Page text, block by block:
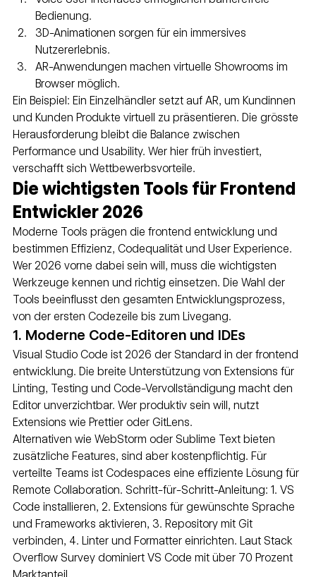
Bedienung.
3D-Animationen sorgen für ein immersives
Nutzererlebnis.
AR-Anwendungen machen virtuelle Showrooms im
Browser möglich.
Ein Beispiel: Ein Einzelhändler setzt auf AR, um Kundinnen
und Kunden Produkte virtuell zu präsentieren. Die grösste
Herausforderung bleibt die Balance zwischen
Performance und Usability. Wer hier früh investiert,
verschafft sich Wettbewerbsvorteile.
Die wichtigsten Tools für Frontend
Entwickler 2026
Moderne Tools prägen die frontend entwicklung und
bestimmen Effizienz, Codequalität und User Experience.
Wer 2026 vorne dabei sein will, muss die wichtigsten
Werkzeuge kennen und richtig einsetzen. Die Wahl der
Tools beeinflusst den gesamten Entwicklungsprozess,
von der ersten Codezeile bis zum Livegang.
1. Moderne Code-Editoren und IDEs
Visual Studio Code ist 2026 der Standard in der frontend
entwicklung. Die breite Unterstützung von Extensions für
Linting, Testing und Code-Vervollständigung macht den
Editor unverzichtbar. Wer produktiv sein will, nutzt
Extensions wie Prettier oder GitLens.
Alternativen wie WebStorm oder Sublime Text bieten
zusätzliche Features, sind aber kostenpflichtig. Für
verteilte Teams ist Codespaces eine effiziente Lösung für
Remote Collaboration. Schritt-für-Schritt-Anleitung: 1. VS
Code installieren, 2. Extensions für gewünschte Sprache
und Frameworks aktivieren, 3. Repository mit Git
verbinden, 4. Linter und Formatter einrichten. Laut Stack
Overflow Survey dominiert VS Code mit über 70 Prozent